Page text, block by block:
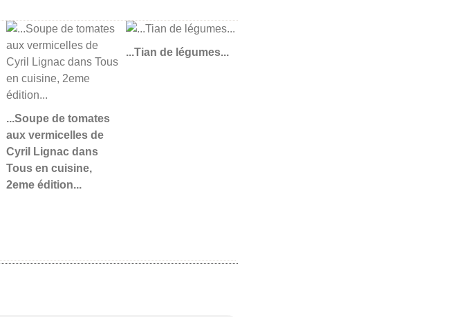
...Soupe de tomates
aux vermicelles de
Cyril Lignac dans
Tous en cuisine,
2eme édition...
...Tian de légumes...